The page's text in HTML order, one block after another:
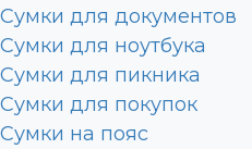
Сумки для документов
Сумки для ноутбука
Сумки для пикника
Сумки для покупок
Сумки на пояс